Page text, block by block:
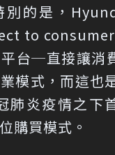
別的是，
to
台─直接讓消
模式，而這也
肺炎疫情之下
購買模式。